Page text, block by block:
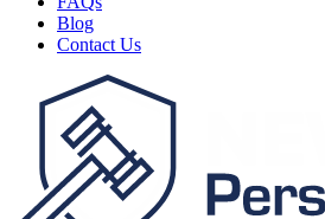
Blog
Contact Us